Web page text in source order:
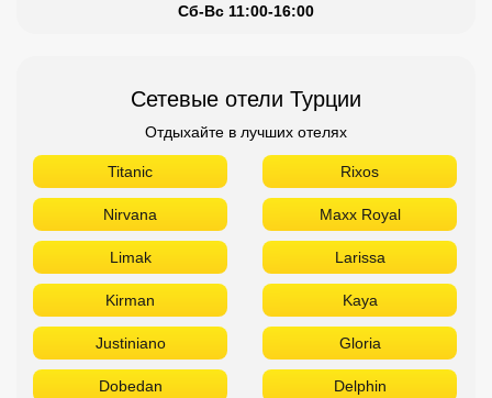
Сб-Вс 11:00-16:00
Сетевые отели Турции
Отдыхайте в лучших отелях
Titanic Rixos
Nirvana Maxx Royal
Limak Larissa
Kirman Kaya
Justiniano Gloria
Dobedan Delphin